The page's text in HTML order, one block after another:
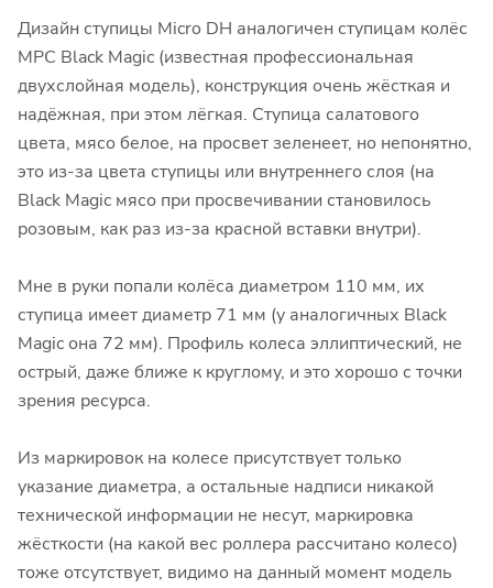
Дизайн ступицы Micro DH аналогичен ступицам колёс
MPC Black Magic (известная профессиональная
двухслойная модель), конструкция очень жёсткая и
надёжная, при этом лёгкая. Ступица салатового
цвета, мясо белое, на просвет зеленеет, но непонятно,
это из-за цвета ступицы или внутреннего слоя (на
Black Magic мясо при просвечивании становилось
розовым, как раз из-за красной вставки внутри).
Мне в руки попали колёса диаметром 110 мм, их
ступица имеет диаметр 71 мм (у аналогичных Black
Magic она 72 мм). Профиль колеса эллиптический, не
острый, даже ближе к круглому, и это хорошо с точки
зрения ресурса.
Из маркировок на колесе присутствует только
указание диаметра, а остальные надписи никакой
технической информации не несут, маркировка
жёсткости (на какой вес роллера рассчитано колесо)
тоже отсутствует, видимо на данный момент модель